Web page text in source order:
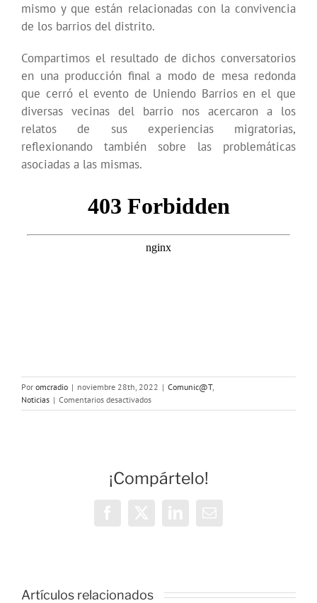
mismo y que están relacionadas con la convivencia
de los barrios del distrito.
Compartimos el resultado de dichos conversatorios
en una producción final a modo de mesa redonda
que cerró el evento de Uniendo Barrios en el que
diversas vecinas del barrio nos acercaron a los
relatos de sus experiencias migratorias,
reflexionando también sobre las problemáticas
asociadas a las mismas.
Por omcradio | noviembre 28th, 2022 | Comunic@T,
Noticias | Comentarios desactivadosen
Uniendo
migratorias
¡Compártelo!
Artículos relacionados